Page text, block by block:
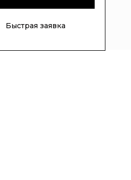
Быстрая заявка